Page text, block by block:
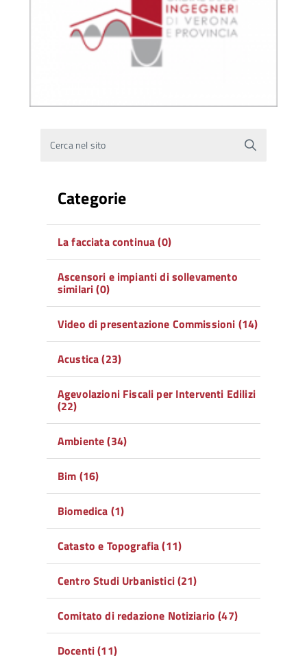
Cerca nel sito
Categorie
La facciata continua (0)
Ascensori e impianti di sollevamento
similari (0)
Video di presentazione Commissioni (14)
Acustica (23)
Agevolazioni Fiscali per Interventi Edilizi
(22)
Ambiente (34)
Bim (16)
Biomedica (1)
Catasto e Topografia (11)
Centro Studi Urbanistici (21)
Comitato di redazione Notiziario (47)
Docenti (11)